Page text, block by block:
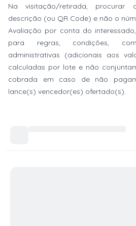
Na visitação/retirada,
descrição (ou QR Code) e não o
Avaliação por conta do
para regras, condições,
administrativas (adicionais aos
calculadas por lote e não
cobrada em caso de não
lance(s) vencedor(es) ofertado(s).